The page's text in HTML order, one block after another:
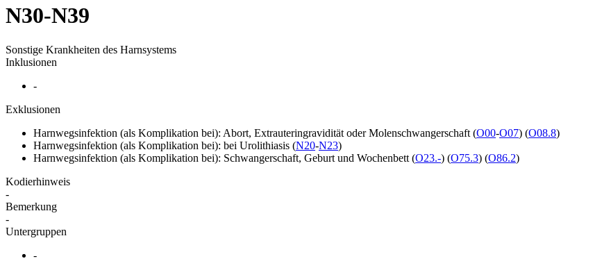
N30-N39
Sonstige Krankheiten des Harnsystems
Inklusionen
-
Exklusionen
Harnwegsinfektion (als Komplikation bei): Abort, Extrauteringravidität oder Molenschwangerschaft (O00-O07) (O08.8)
Harnwegsinfektion (als Komplikation bei): bei Urolithiasis (N20-N23)
Harnwegsinfektion (als Komplikation bei): Schwangerschaft, Geburt und Wochenbett (O23.-) (O75.3) (O86.2)
Kodierhinweis
-
Bemerkung
-
Untergruppen
-